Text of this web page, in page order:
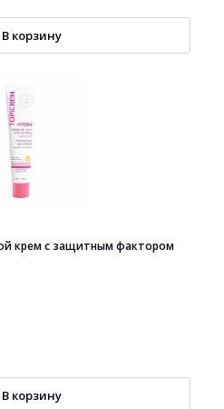
В корзину
крем с защитным фактором
В корзину